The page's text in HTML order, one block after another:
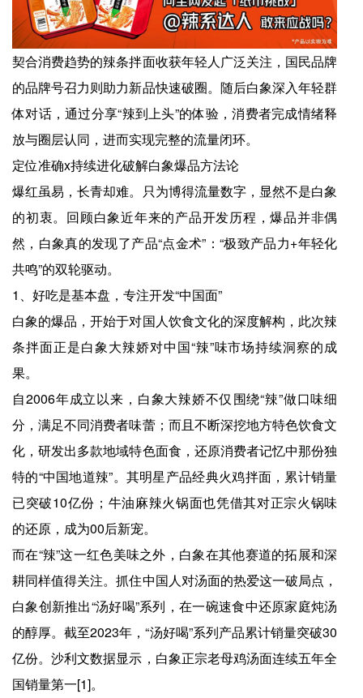
契合消费趋势的辣条拌面收获年轻人广泛关注，国民品牌
的品牌号召力则助力新品快速破圈。随后白象深入年轻群
体对话，通过分享“辣到上头”的体验，消费者完成情绪释
放与圈层认同，进而实现完整的流量闭环。
定位准确x持续进化破解白象爆品方法论
爆红虽易，长青却难。只为博得流量数字，显然不是白象
的初衷。回顾白象近年来的产品开发历程，爆品并非偶
然，白象真的发现了产品“点金术”：“极致产品力+年轻化
共鸣”的双轮驱动。
1、好吃是基本盘，专注开发“中国面”
白象的爆品，开始于对国人饮食文化的深度解构，此次辣
条拌面正是白象大辣娇对中国“辣”味市场持续洞察的成
果。
自2006年成立以来，白象大辣娇不仅围绕“辣”做口味细
分，满足不同消费者味蕾；而且不断深挖地方特色饮食文
化，研发出多款地域特色面食，还原消费者记忆中那份独
特的“中国地道辣”。其明星产品经典火鸡拌面，累计销量
已突破10亿份；牛油麻辣火锅面也凭借其对正宗火锅味
的还原，成为00后新宠。
而在“辣”这一红色美味之外，白象在其他赛道的拓展和深
耕同样值得关注。抓住中国人对汤面的热爱这一破局点，
白象创新推出“汤好喝”系列，在一碗速食中还原家庭炖汤
的醇厚。截至2023年，“汤好喝”系列产品累计销量突破30
亿份。沙利文数据显示，白象正宗老母鸡汤面连续五年全
国销量第一[1]。